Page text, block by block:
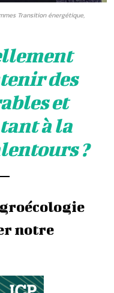
Transition énergétique,
des
et
à la
?
notre